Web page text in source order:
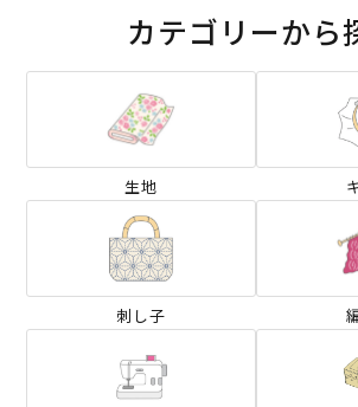
カテゴリーから
生地
刺し子